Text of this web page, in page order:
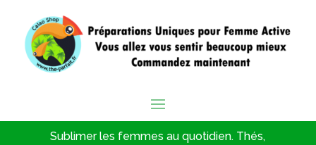
Sublimer les femmes au quotidien. Thés,